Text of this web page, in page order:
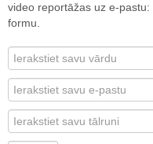
video reportāžas uz e-pastu:
formu.